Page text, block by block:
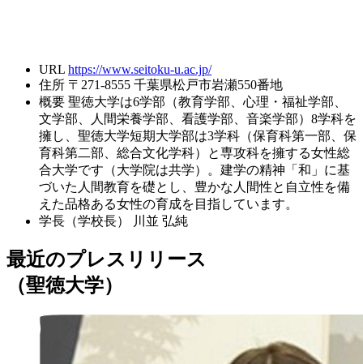
URL https://www.seitoku-u.ac.jp/
住所 〒271-8555 千葉県松戸市岩瀬550番地
概要 聖徳大学は6学部（教育学部、心理・福祉学部、
文学部、人間栄養学部、看護学部、音楽学部）8学科を
擁し、聖徳大学短期大学部は3学科（保育科第一部、保
育科第二部、総合文化学科）と専攻科を擁する女性総
合大学です（大学院は共学）。建学の精神「和」に基
づいた人間教育を礎とし、豊かな人間性と自立性を備
えた品格ある女性の育成を目指しています。
学長（学校長）
川並 弘純
最近のプレスリリース
（聖徳大学）